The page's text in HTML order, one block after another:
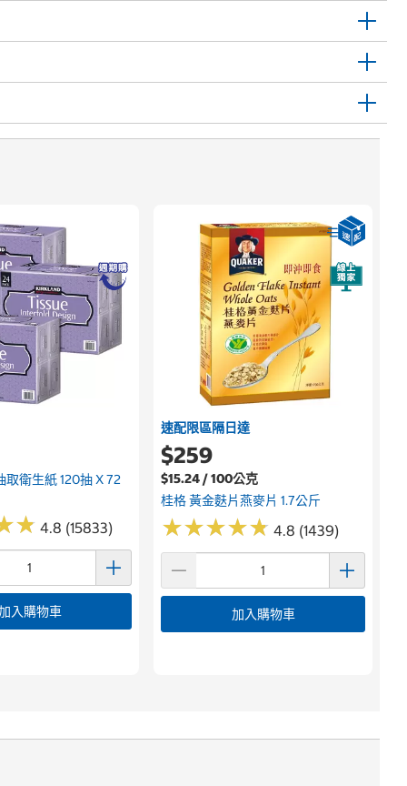
取衛生紙 120抽 X 72
★
★ 4.8 (15833)
入購物車
速配限區隔日達
$259
$15.24 / 100公克
桂格 黃金麩片燕麥片 1.7公斤
★★★★★
★★★★★ 4.8 (1439)
加入購物車